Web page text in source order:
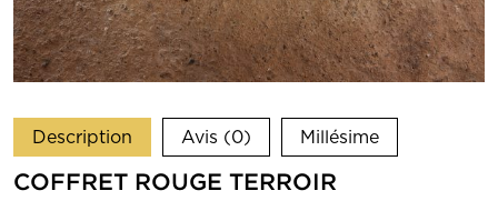
Description Avis (0) Millésime
COFFRET ROUGE TERROIR